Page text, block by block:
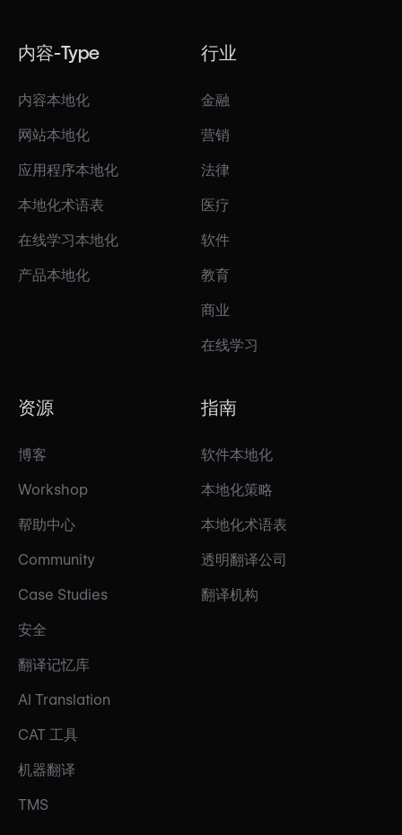
内容-Type
内容本地化
网站本地化
应用程序本地化
本地化术语表
在线学习本地化
产品本地化
行业
金融
营销
法律
医疗
软件
教育
商业
在线学习
资源
博客
Workshop
帮助中心
Community
Case Studies
安全
翻译记忆库
AI Translation
CAT 工具
机器翻译
TMS
指南
软件本地化
本地化策略
本地化术语表
透明翻译公司
翻译机构